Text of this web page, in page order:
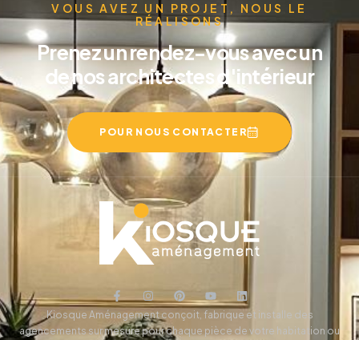
VOUS AVEZ UN PROJET, NOUS LE
RÉALISONS
Prenez un rendez-vous avec un
de nos architectes d'intérieur
POUR NOUS CONTACTER
Kiosque Aménagement conçoit, fabrique et installe des
agencements sur mesure pour chaque pièce de votre habitation ou